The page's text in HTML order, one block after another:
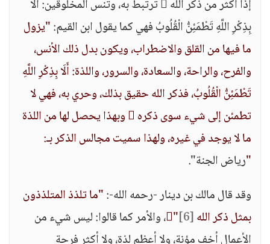
إذًا أكثر من ذكر الله  ترتبط به، وتنس المخلوقين: أَلَا
بِذِكْرِ اللَّهِ تَطْمَئِنُّ الْقُلُوبُ فهي كما يقول ابن القيم:"يزول
ما فيها من القلق والاضطراب، ويكون بدل ذلك الأنس،
والفرح، والراحة، والسعادة، والسرور، واللذة: أَلَا بِذِكْرِ اللَّهِ
تَطْمَئِنُّ الْقُلُوبُ، فذكر الله حقيق بذلك، وحري به، فهي لا
تطمئن إلى شيء سوى ذكره  وبهذا يحصل لها من اللذة
ما لا يوجد في غيره، ولهذا سميت مجالس الذكر بـ:
"رياض الجنة".
وقد قال مالك بن دينار -رحمه الله-:"ما تلذذ المتلذذون
بمثل ذكر الله "[6]
، والأمر كما قالوا: ليس شيء من